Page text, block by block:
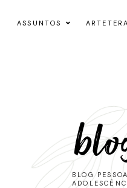
ASSUNTOS
BLOG